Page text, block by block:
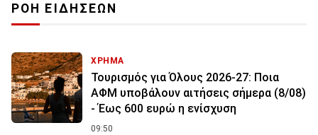
ΡΟΗ ΕΙΔΗΣΕΩΝ
ΧΡΗΜΑ
Τουρισμός για Όλους 2026-27: Ποια
ΑΦΜ υποβάλουν αιτήσεις σήμερα (8/08)
- Έως 600 ευρώ η ενίσχυση
09:50